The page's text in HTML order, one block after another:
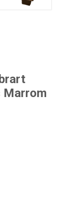
Marrom